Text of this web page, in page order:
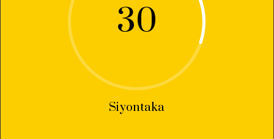
30
Siyontaka